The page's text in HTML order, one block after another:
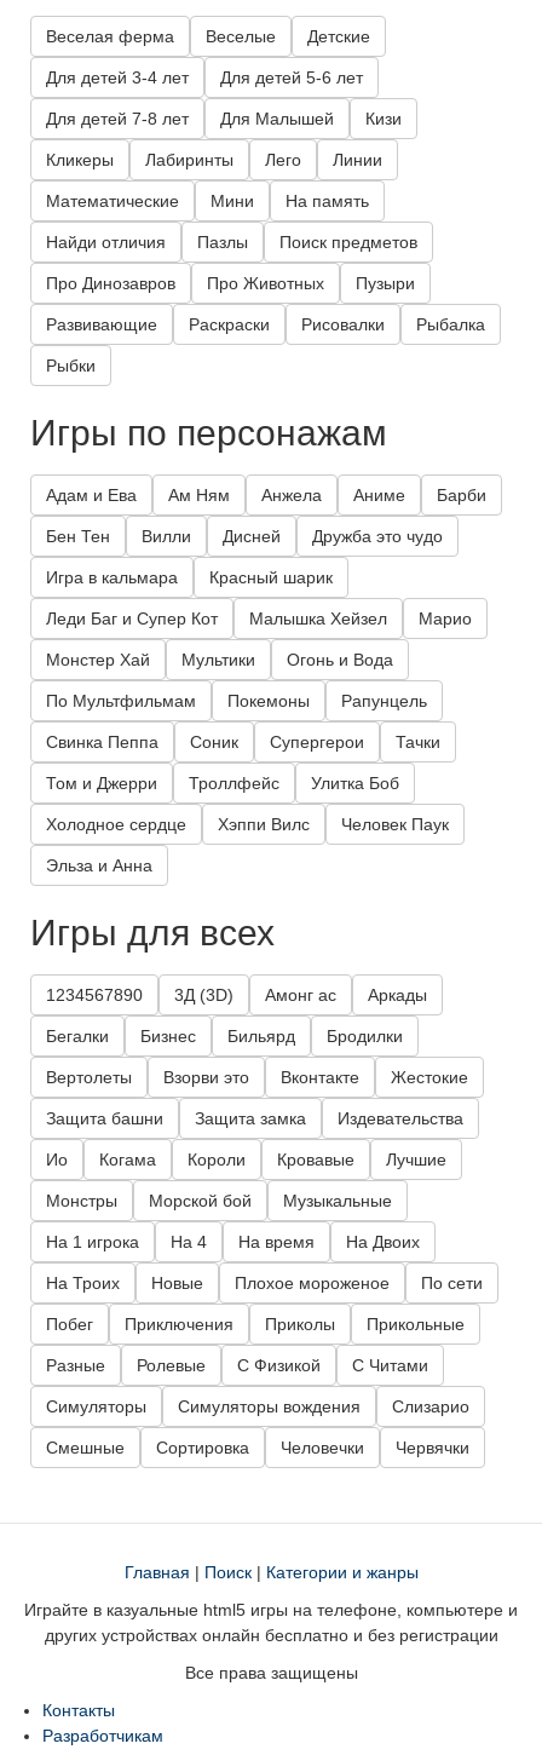
Веселая ферма Веселые Детские
Для детей 3-4 лет Для детей 5-6 лет
Для детей 7-8 лет Для Малышей Кизи
Кликеры Лабиринты Лего Линии
Математические Мини На память
Найди отличия Пазлы Поиск предметов
Про Динозавров Про Животных Пузыри
Развивающие Раскраски Рисовалки Рыбалка
Рыбки
Игры по персонажам
Адам и Ева Ам Ням Анжела Аниме Барби
Бен Тен Вилли Дисней Дружба это чудо
Игра в кальмара Красный шарик
Леди Баг и Супер Кот Малышка Хейзел Марио
Монстер Хай Мультики Огонь и Вода
По Мультфильмам Покемоны Рапунцель
Свинка Пеппа Соник Супергерои Тачки
Том и Джерри Троллфейс Улитка Боб
Холодное сердце Хэппи Вилс Человек Паук
Эльза и Анна
Игры для всех
1234567890 3Д (3D) Амонг ас Аркады
Бегалки Бизнес Бильярд Бродилки
Вертолеты Взорви это Вконтакте Жестокие
Защита башни Защита замка Издевательства
Ио Когама Короли Кровавые Лучшие
Монстры Морской бой Музыкальные
На 1 игрока На 4 На время На Двоих
На Троих Новые Плохое мороженое По сети
Побег Приключения Приколы Прикольные
Разные Ролевые С Физикой С Читами
Симуляторы Симуляторы вождения Слизарио
Смешные Сортировка Человечки Червячки
Главная | Поиск| Категории и жанры
Играйте в казуальные html5 игры на телефоне, компьютере и
других устройствах онлайн бесплатно и без регистрации
Все права защищены
Контакты
Разработчикам